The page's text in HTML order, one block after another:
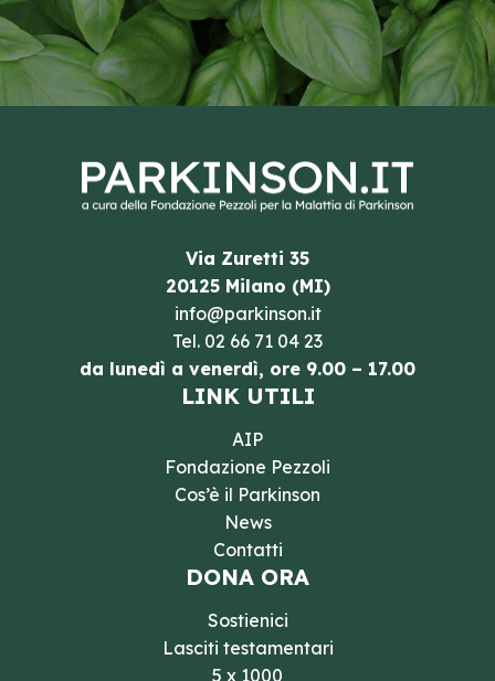
Via Zuretti 35
20125 Milano (MI)
info@parkinson.it
Tel. 02 66 71 04 23
da lunedì a venerdì, ore 9.00 – 17.00
LINK UTILI
AIP
Fondazione Pezzoli
Cos’è il Parkinson
News
Contatti
DONA ORA
Sostienici
Lasciti testamentari
5 x 1000